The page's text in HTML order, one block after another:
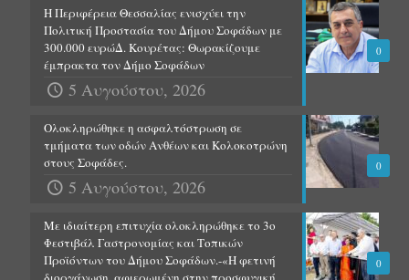
0
Η Περιφέρεια Θεσσαλίας ενισχύει την
Πολιτική Προστασία του Δήμου Σοφάδων με
300.000 ευρώΔ. Κουρέτας: Θωρακίζουμε
έμπρακτα τον Δήμο Σοφάδων
5 Αυγούστου, 2026
0
Ολοκληρώθηκε η ασφαλτόστρωση σε
τμήματα των οδών Ανθέων και Κολοκοτρώνη
στους Σοφάδες.
5 Αυγούστου, 2026
0
Με ιδιαίτερη επιτυχία ολοκληρώθηκε το 3ο
Φεστιβάλ Γαστρονομίας και Τοπικών
Προϊόντων του Δήμου Σοφάδων.-«Η φετινή